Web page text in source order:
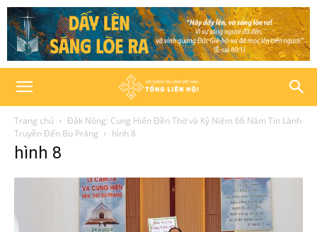
Trang chủ
Đắk Nông: Cung Hiến Đền Thờ và Kỷ Niệm 66 Năm Tin Lành
Truyền Đến Bu Prâng
hình 8
hình 8